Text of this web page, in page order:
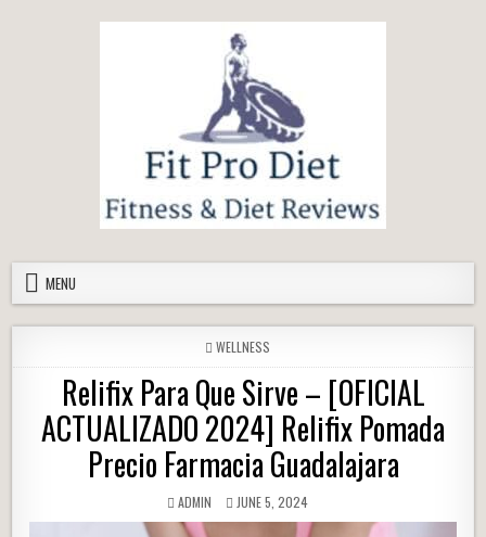
MENU
POSTED IN
WELLNESS
Relifix Para Que Sirve – [OFICIAL
ACTUALIZADO 2024] Relifix Pomada
Precio Farmacia Guadalajara
AUTHOR:
ADMIN PUBLISHED DATE:
JUNE 5, 2024